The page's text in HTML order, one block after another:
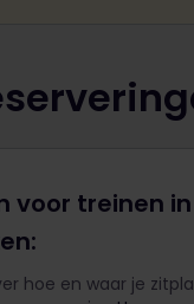
voor treinen in
hoe en waar je